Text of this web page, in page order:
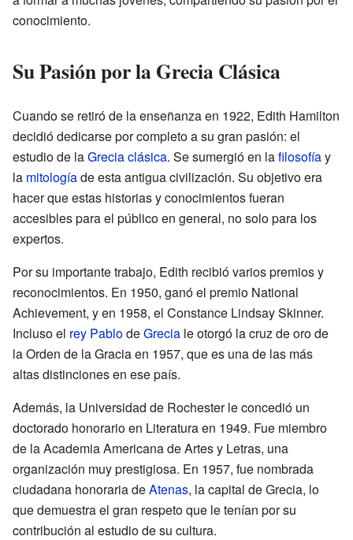
conocimiento.
Su Pasión por la Grecia Clásica
Cuando se retiró de la enseñanza en 1922, Edith Hamilton
decidió dedicarse por completo a su gran pasión: el
estudio de laGrecia clásica. Se sumergió en lafilosofíay
la mitologíade esta antigua civilización. Su objetivo era
hacer que estas historias y conocimientos fueran
accesibles para el público en general, no solo para los
expertos.
Por su importante trabajo, Edith recibió varios premios y
reconocimientos. En 1950, ganó el premio National
Achievement, y en 1958, el Constance Lindsay Skinner.
Incluso el rey PablodeGrecia le otorgó la cruz de oro de
la Orden de la Gracia en 1957, que es una de las más
altas distinciones en ese país.
Además, la Universidad de Rochester le concedió un
doctorado honorario en Literatura en 1949. Fue miembro
de la Academia Americana de Artes y Letras, una
organización muy prestigiosa. En 1957, fue nombrada
ciudadana honoraria deAtenas, la capital de Grecia, lo
que demuestra el gran respeto que le tenían por su
contribución al estudio de su cultura.